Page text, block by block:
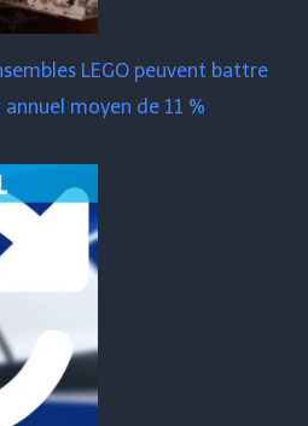
LEGO peuvent battre
moyen de 11 %